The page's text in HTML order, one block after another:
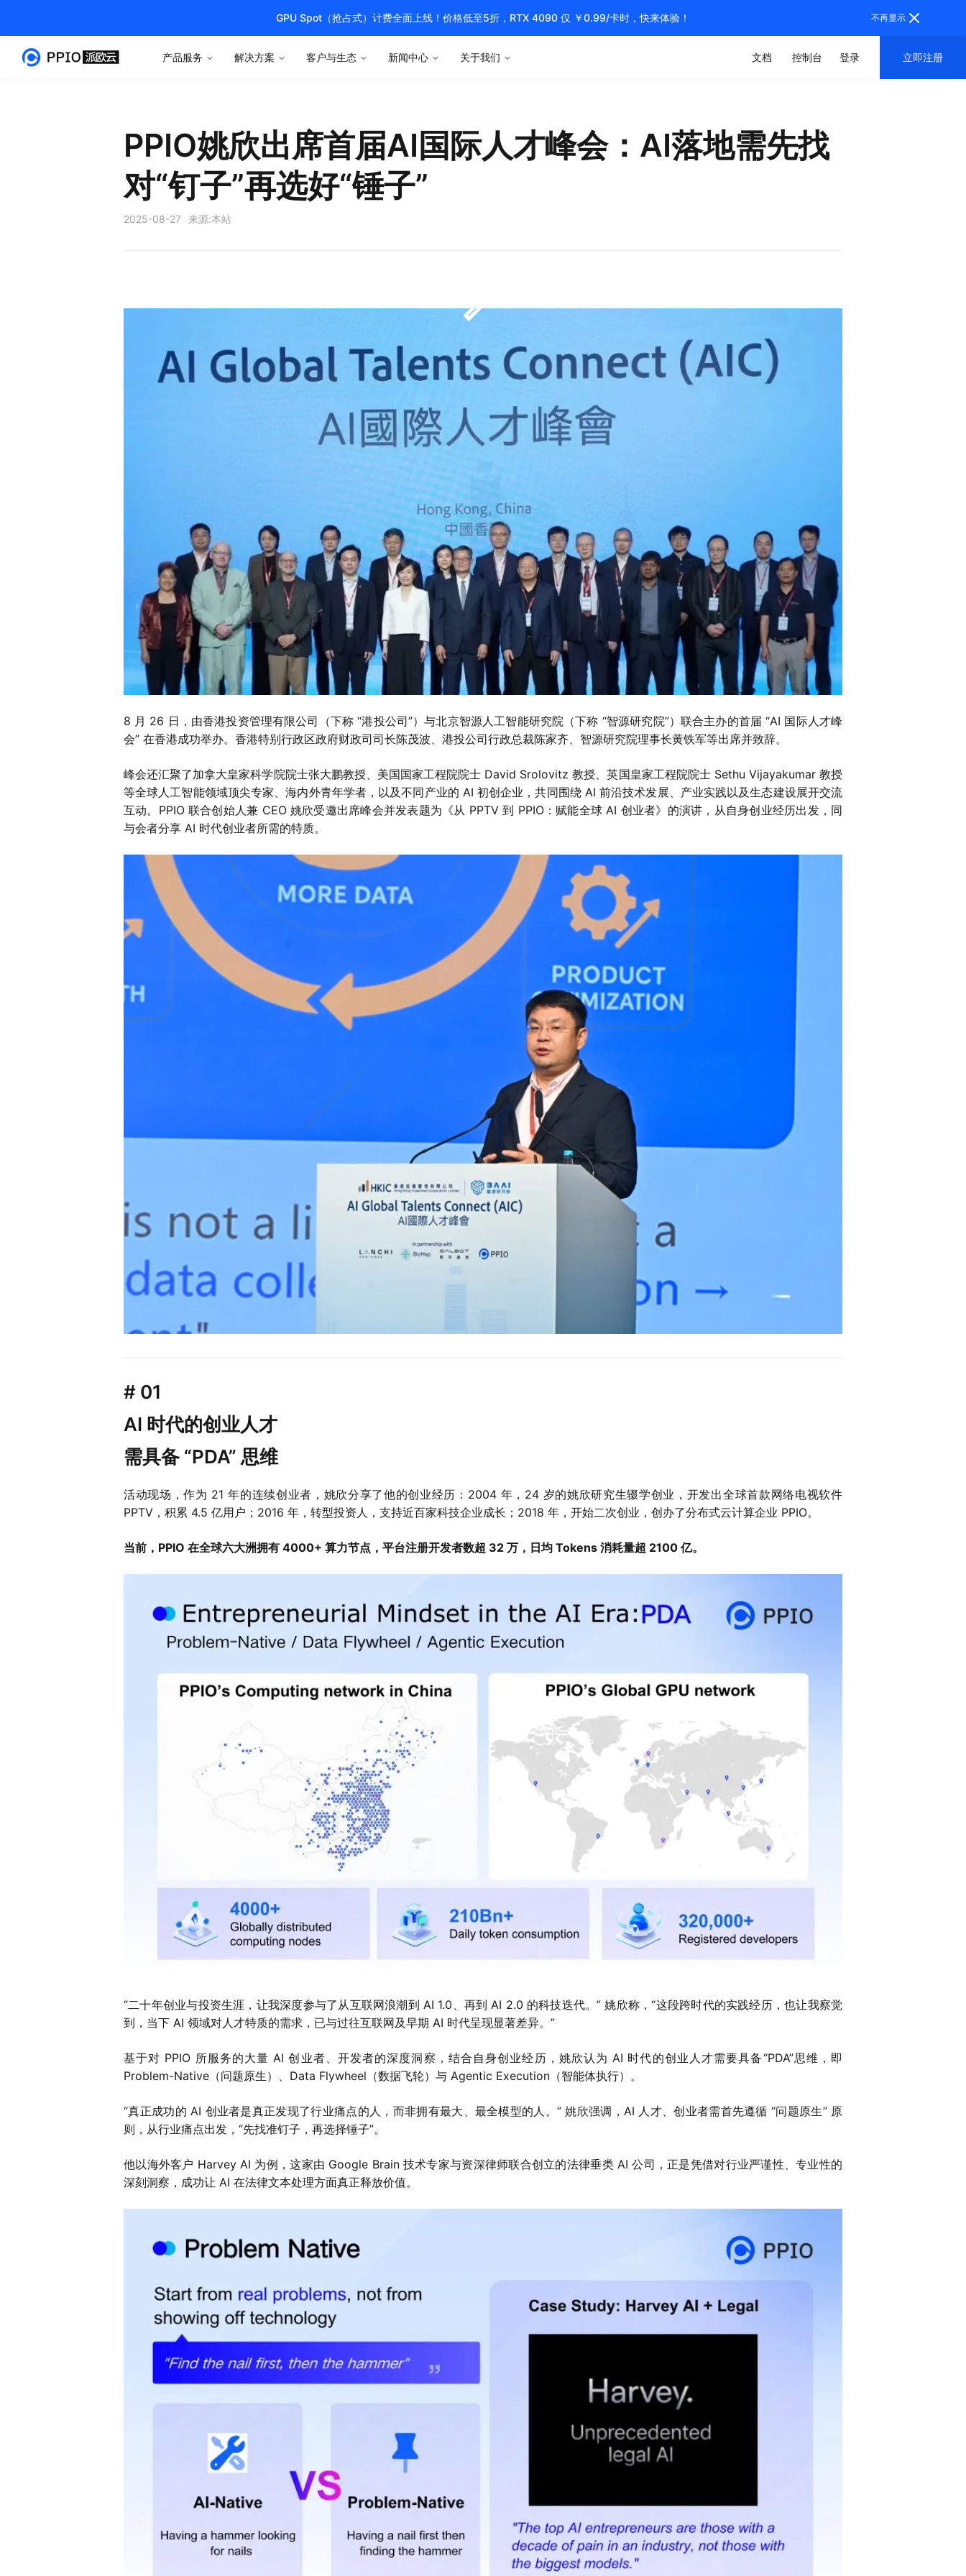
GPU Spot（抢占式）计费全面上线！价格低至5折，RTX 4090 仅 ￥0.99/卡时，快来体验！ 不再显示
产品服务 解决方案 客户与生态 新闻中心 关于我们 文档 控制台 登录 立即注册
PPIO姚欣出席首届AI国际人才峰会：AI落地需先找
对“钉子”再选好“锤子”
2025-08-27 来源:本站
8 月 26 日，由香港投资管理有限公司（下称 “港投公司”）与北京智源人工智能研究院（下称 “智源研究院”）联合主办的首届 “AI 国际人才峰
会” 在香港成功举办。香港特别行政区政府财政司司长陈茂波、港投公司行政总裁陈家齐、智源研究院理事长黄铁军等出席并致辞。
峰会还汇聚了加拿大皇家科学院院士张大鹏教授、美国国家工程院院士 David Srolovitz 教授、英国皇家工程院院士 Sethu Vijayakumar 教授
等全球人工智能领域顶尖专家、海内外青年学者，以及不同产业的 AI 初创企业，共同围绕 AI 前沿技术发展、产业实践以及生态建设展开交流
互动。PPIO 联合创始人兼 CEO 姚欣受邀出席峰会并发表题为《从 PPTV 到 PPIO：赋能全球 AI 创业者》的演讲，从自身创业经历出发，同
与会者分享 AI 时代创业者所需的特质。
# 01
AI 时代的创业人才
需具备 “PDA” 思维
活动现场，作为 21 年的连续创业者，姚欣分享了他的创业经历：2004 年，24 岁的姚欣研究生辍学创业，开发出全球首款网络电视软件
PPTV，积累 4.5 亿用户；2016 年，转型投资人，支持近百家科技企业成长；2018 年，开始二次创业，创办了分布式云计算企业 PPIO。
当前，PPIO 在全球六大洲拥有 4000+ 算力节点，平台注册开发者数超 32 万，日均 Tokens 消耗量超 2100 亿。
“二十年创业与投资生涯，让我深度参与了从互联网浪潮到 AI 1.0、再到 AI 2.0 的科技迭代。” 姚欣称，“这段跨时代的实践经历，也让我察觉
到，当下 AI 领域对人才特质的需求，已与过往互联网及早期 AI 时代呈现显著差异。”
基于对 PPIO 所服务的大量 AI 创业者、开发者的深度洞察，结合自身创业经历，姚欣认为 AI 时代的创业人才需要具备“PDA”思维，即
Problem-Native（问题原生）、Data Flywheel（数据飞轮）与 Agentic Execution（智能体执行）。
“真正成功的 AI 创业者是真正发现了行业痛点的人，而非拥有最大、最全模型的人。” 姚欣强调，AI 人才、创业者需首先遵循 “问题原生” 原
则，从行业痛点出发，“先找准钉子，再选择锤子”。
他以海外客户 Harvey AI 为例，这家由 Google Brain 技术专家与资深律师联合创立的法律垂类 AI 公司，正是凭借对行业严谨性、专业性的
深刻洞察，成功让 AI 在法律文本处理方面真正释放价值。